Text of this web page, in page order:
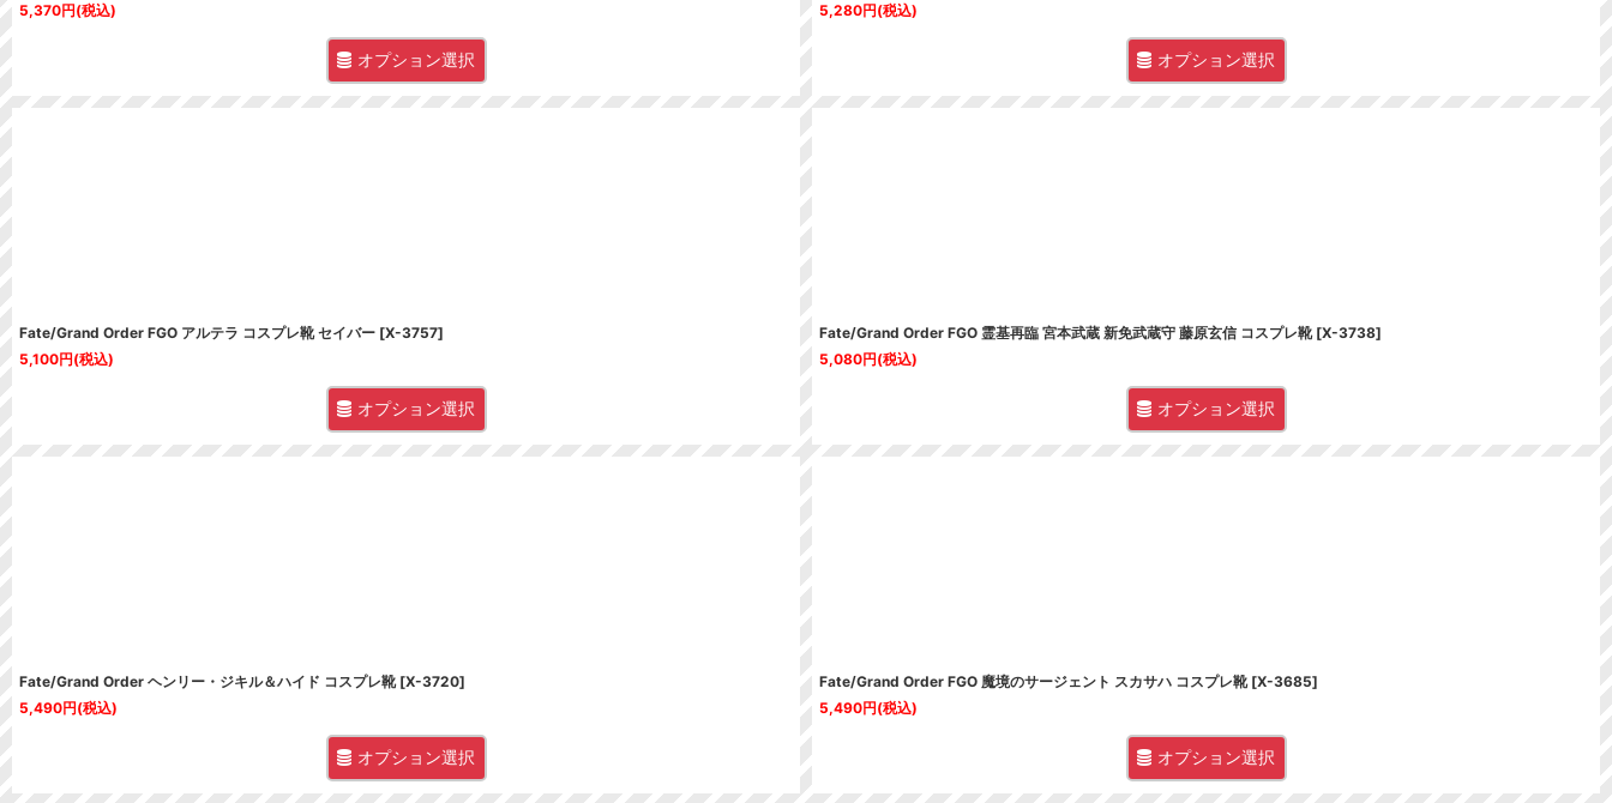
5,370円(税込)
オプション選択
5,280円(税込)
オプション選択
Fate/Grand Order FGO アルテラ コスプレ靴 セイバー [X-3757]
5,100円(税込)
オプション選択
Fate/Grand Order FGO 霊基再臨 宮本武蔵 新免武蔵守 藤原玄信 コスプレ靴 [X-3738]
5,080円(税込)
オプション選択
Fate/Grand Order ヘンリー・ジキル＆ハイド コスプレ靴 [X-3720]
5,490円(税込)
オプション選択
Fate/Grand Order FGO 魔境のサージェント スカサハ コスプレ靴 [X-3685]
5,490円(税込)
オプション選択